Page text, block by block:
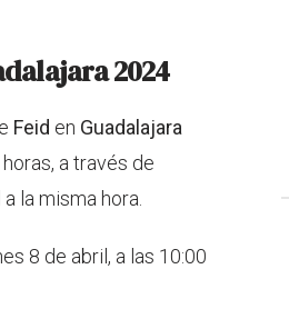
2024
Feid en Guadalajara
a través de
la misma hora.
8 de abril, a las 10:00